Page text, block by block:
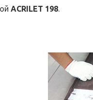
ACRILET 198.